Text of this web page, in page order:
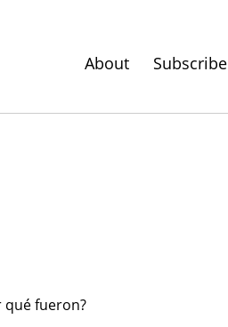
About Subscribe
qué fueron?